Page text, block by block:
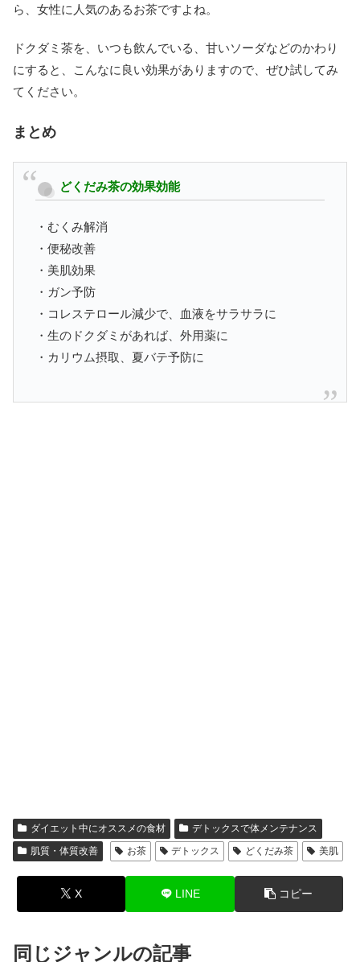
ら、女性に人気のあるお茶ですよね。
ドクダミ茶を、いつも飲んでいる、甘いソーダなどのかわり
にすると、こんなに良い効果がありますので、ぜひ試してみ
てください。
まとめ
どくだみ茶の効果効能
・むくみ解消
・便秘改善
・美肌効果
・ガン予防
・コレステロール減少で、血液をサラサラに
・生のドクダミがあれば、外用薬に
・カリウム摂取、夏バテ予防に
ダイエット中にオススメの食材
デトックスで体メンテナンス
肌質・体質改善
お茶 デトックス どくだみ茶 美肌
X LINE コピー
同じジャンルの記事